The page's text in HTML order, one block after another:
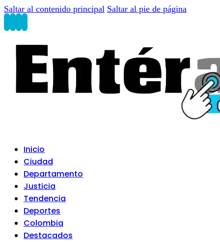
Saltar al contenido principal Saltar al pie de página
Inicio
Ciudad
Departamento
Justicia
Tendencia
Deportes
Colombia
Destacados